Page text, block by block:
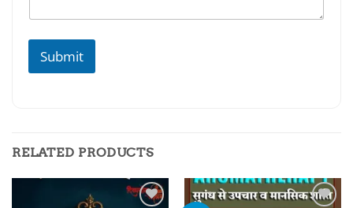
Submit
RELATED PRODUCTS